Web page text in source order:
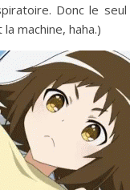
Donc le
machine, haha.)